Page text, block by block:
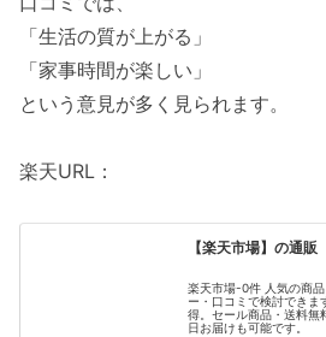
「生活の質が上がる」
「家事時間が楽しい」
という意見が多く見られます。
楽天URL：
【楽天市場】の通販
楽天市場-0件 人気の商
ー・口コミで検討できま
得。セール商品・送料無
日お届けも可能です。